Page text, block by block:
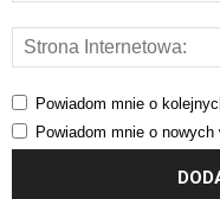
Powiadom mnie o
Powiadom mnie o